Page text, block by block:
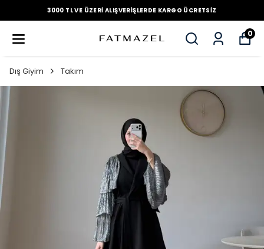
3000 TL VE ÜZERI ALIŞVERIŞLERDE KARGO ÜCRETSIZ
0
Dış Giyim Takım